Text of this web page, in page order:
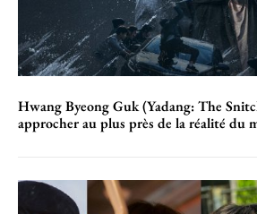
Hwang Byeong Guk (Yadang: The
approcher au plus près de la réalité du